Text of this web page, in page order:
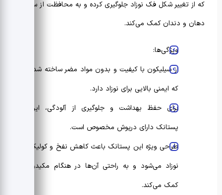
که از تغییر شکل فک نوزاد جلوگیری کرده و به محافظت از سلامت
دهان و دندان کمک می‌کند.
ویژگی‌ها:
از سیلیکون با کیفیت و بدون مواد مضر ساخته شده
که ایمنی بالایی برای نوزاد دارد.
برای حفظ بهداشت و جلوگیری از آلودگی، این
پستانک دارای درپوش مخصوص است.
طراحی ویژه این پستانک باعث کاهش نفخ و کولیک
نوزاد می‌شود و به راحتی آن‌ها در هنگام مکیدن
کمک می‌کند.